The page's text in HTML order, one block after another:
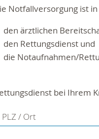
Notfallversorgung ist
den ärztlichen
den Rettungsdienst und
die Notaufnahmen/
bei Ihrem
PLZ / Ort